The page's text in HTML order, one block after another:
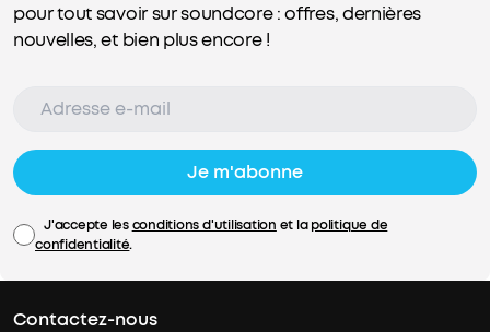
pour tout savoir sur soundcore : offres, dernières
nouvelles, et bien plus encore !
Je m'abonne
J'accepte lesconditions d'utilisation et lapolitique de
confidentialité.
Contactez-nous